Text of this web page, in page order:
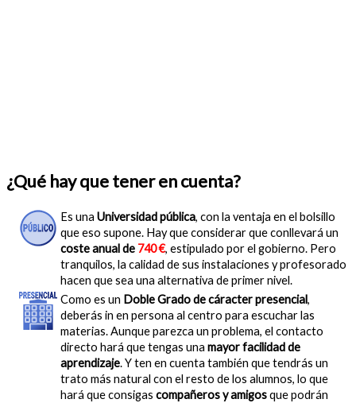
¿Qué hay que tener en cuenta?
Es una Universidad pública, con la ventaja en el bolsillo
que eso supone. Hay que considerar que conllevará un
coste anual de 740 €, estipulado por el gobierno. Pero
tranquilos, la calidad de sus instalaciones y profesorado
hacen que sea una alternativa de primer nivel.
Como es un Doble Grado de cáracter presencial,
deberás in en persona al centro para escuchar las
materias. Aunque parezca un problema, el contacto
directo hará que tengas una mayor facilidad de
aprendizaje. Y ten en cuenta también que tendrás un
trato más natural con el resto de los alumnos, lo que
hará que consigas compañeros y amigosque podrán